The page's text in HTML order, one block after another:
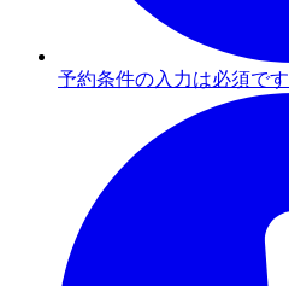
予約条件の入力は必須です